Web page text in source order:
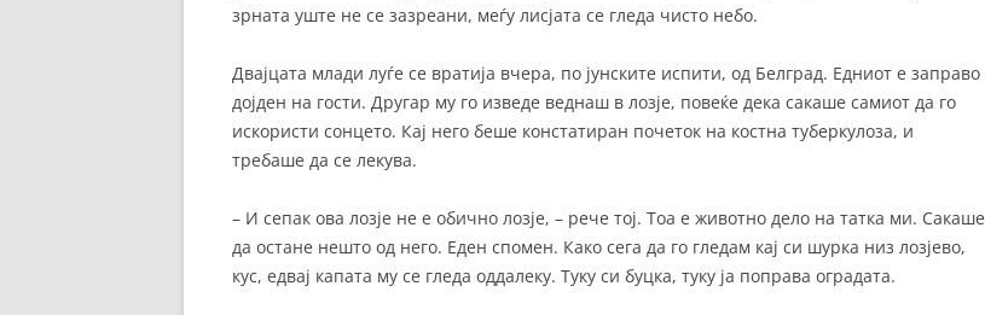
зрната уште не се зазреани, меѓу лисјата се гледа чисто небо.
Двајцата млади луѓе се вратија вчера, по јунските испити, од Белград. Едниот е заправо
дојден на гости. Другар му го изведе веднаш в лозје, повеќе дека сакаше самиот да го
искористи сонцето. Кај него беше констатиран почеток на костна туберкулоза, и
требаше да се лекува.
– И сепак ова лозје не е обично лозје, – рече тој. Тоа е животно дело на татка ми. Сакаше
да остане нешто од него. Еден спомен. Како сега да го гледам кај си шурка низ лозјево,
кус, едвај капата му се гледа оддалеку. Туку си буцка, туку ја поправа оградата.